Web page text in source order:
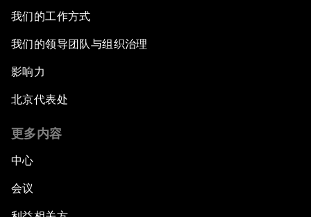
我们的工作方式
我们的领导团队与组织治理
影响力
北京代表处
更多内容
中心
会议